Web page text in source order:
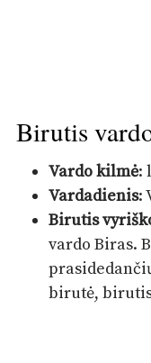
Birutis
Vardo kilmė:
Vardadienis:
Birutis
vardo Biras.
birutė,